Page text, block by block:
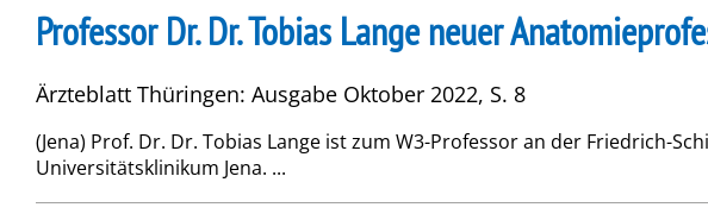
Professor Dr. Dr. Tobias Lange neuer
Ärzteblatt Thüringen: Ausgabe Oktober 2022, S. 8
(Jena) Prof. Dr. Dr. Tobias Lange ist zum W3-Professor an der Friedrich-
Universitätsklinikum Jena. ...